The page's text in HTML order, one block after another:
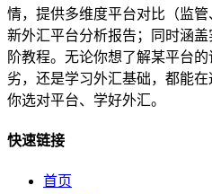
情，提供多维度平台对比（监
新外汇平台分析报告；同时涵
阶教程。无论你想了解某平台
劣，还是学习外汇基础，都能
你选对平台、学好外汇。
快速链接
首页